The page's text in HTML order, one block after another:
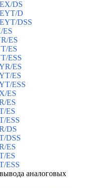
DS
D
DSS
ES
ES
ES
ESS
ES
ES
ESS
ES
ES
ES
ESS
DS
DSS
ES
ES
ESS
аналоговых